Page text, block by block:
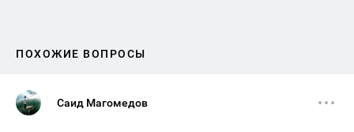
ПОХОЖИЕ ВОПРОСЫ
Саид Магомедов